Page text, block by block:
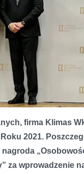
Klimas Wkręt-met
firma Klimas
2021.
za wprowadzenie